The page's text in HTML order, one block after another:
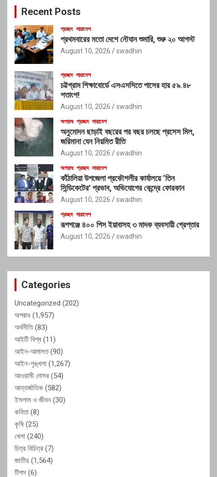
Recent Posts
প্রচ্ছদ সারাদেশ
প্রথমবারের মতো দেশে নৌযান শুমারি, শুরু ২০ আগস্ট
August 10, 2026 swadhin
প্রচ্ছদ সারাদেশ
চট্টগ্রাম শিক্ষাবোর্ডে এসএসসিতে পাসের হার ৫৯.৪৮
শতাংশ!
August 10, 2026 swadhin
অপরাধ প্রচ্ছদ সারাদেশ
অনুমোদন ছাড়াই বছরের পর বছর চলছে প্রসেস মিল,
জরিমানা যেন নিয়মিত রীতি
August 10, 2026 swadhin
অপরাধ প্রচ্ছদ সারাদেশ
কাঁঠালিয়া উপজেলা প্রকৌশলীর কার্যালয়ে ‘তিন
সিন্ডিকেটের’ প্রভাব, অভিযোগের কেন্দ্রে ফোরকান
August 10, 2026 swadhin
প্রচ্ছদ সারাদেশ
রূপগঞ্জে ৪০০ পিস ইয়াবাসহ ৩ মাদক ব্যবসায়ী গ্রেপ্তার
August 10, 2026 swadhin
Categories
Uncategorized (202)
অপরাধ (1,957)
অর্থনীতি(83)
আইটি বিশ্ব (11)
আইন-আদালত(90)
আইন-শৃঙ্খলা (1,267)
আওয়ামী দোসর (54)
আন্তর্জাতিক (582)
ইসলাম ও জীবন (30)
কবিতা (8)
কৃষি (25)
খেলা (240)
চিত্র বিচিত্র (7)
জাতীয় (1,564)
টিপস (6)